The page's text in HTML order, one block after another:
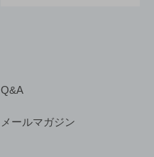
Q&A
メールマガジン